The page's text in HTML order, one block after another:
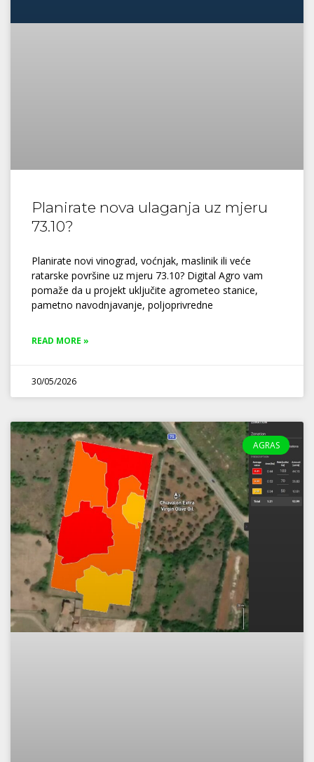
Planirate nova ulaganja uz mjeru
73.10?
Planirate novi vinograd, voćnjak, maslinik ili veće
ratarske površine uz mjeru 73.10? Digital Agro vam
pomaže da u projekt uključite agrometeo stanice,
pametno navodnjavanje, poljoprivredne
READ MORE »
30/05/2026
AGRAS